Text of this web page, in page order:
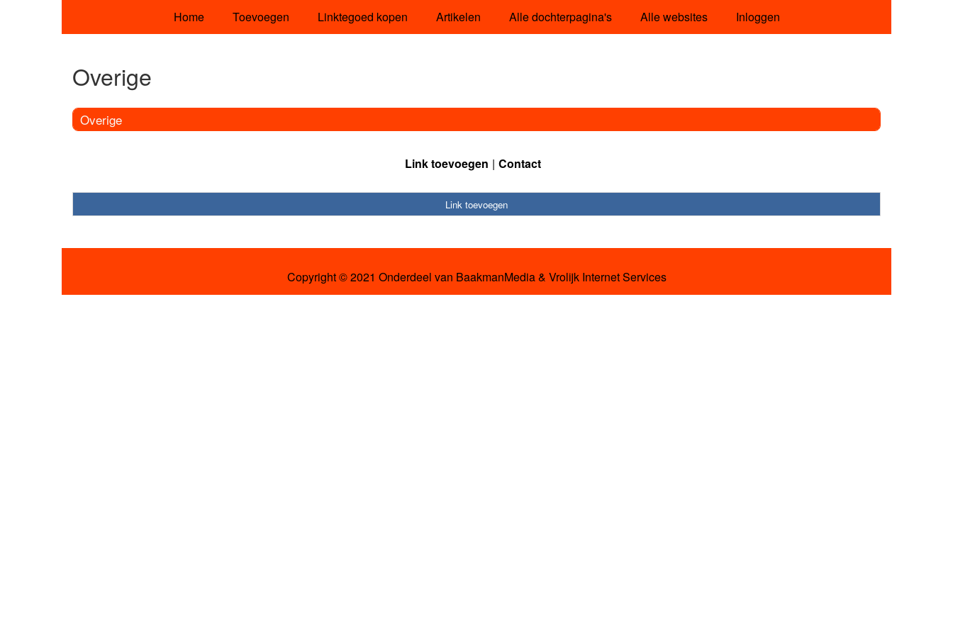
Home Toevoegen Linktegoed kopen Artikelen Alle dochterpagina's Alle websites Inloggen
Overige
Overige
Link toevoegen Contact
Link toevoegen
Copyright © 2021 Onderdeel van BaakmanMedia& Vrolijk Internet Services